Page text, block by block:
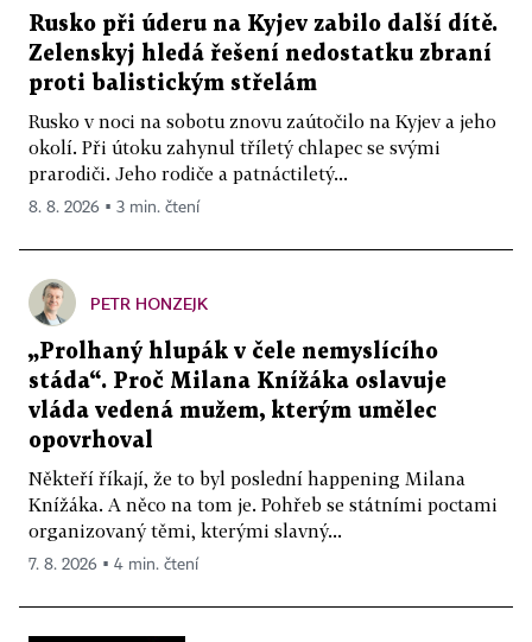
Rusko při úderu na Kyjev zabilo další dítě.
Zelenskyj hledá řešení nedostatku zbraní
proti balistickým střelám
Rusko v noci na sobotu znovu zaútočilo na Kyjev a jeho
okolí. Při útoku zahynul tříletý chlapec se svými
prarodiči. Jeho rodiče a patnáctiletý...
8. 8. 2026 ▪ 3 min. čtení
PETR HONZEJK
„Prolhaný hlupák v čele nemyslícího
stáda“. Proč Milana Knížáka oslavuje
vláda vedená mužem, kterým umělec
opovrhoval
Někteří říkají, že to byl poslední happening Milana
Knížáka. A něco na tom je. Pohřeb se státními poctami
organizovaný těmi, kterými slavný...
7. 8. 2026 ▪ 4 min. čtení